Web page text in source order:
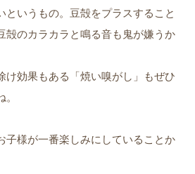
というもの。豆殻をプラスすること
殻のカラカラと鳴る音も鬼が嫌うか
け効果もある「焼い嗅がし」もぜひ
子様が一番楽しみにしていることか